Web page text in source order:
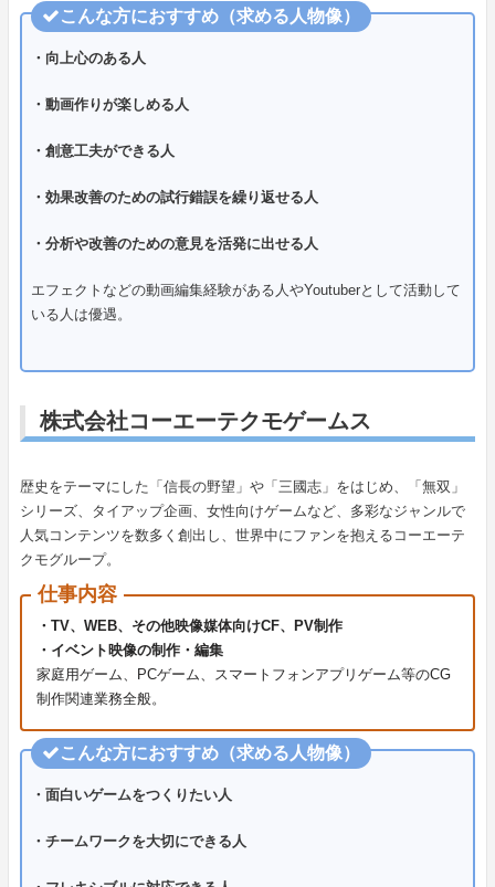
こんな方におすすめ（求める人物像）
・向上心のある人
・動画作りが楽しめる人
・創意工夫ができる人
・効果改善のための試行錯誤を繰り返せる人
・分析や改善のための意見を活発に出せる人
エフェクトなどの動画編集経験がある人やYoutuberとして活動して
いる人は優遇。
株式会社コーエーテクモゲームス
歴史をテーマにした「信長の野望」や「三國志」をはじめ、「無双」
シリーズ、タイアップ企画、女性向けゲームなど、多彩なジャンルで
人気コンテンツを数多く創出し、世界中にファンを抱えるコーエーテ
クモグループ。
仕事内容
・TV、WEB、その他映像媒体向けCF、PV制作
・イベント映像の制作・編集
家庭用ゲーム、PCゲーム、スマートフォンアプリゲーム等のCG
制作関連業務全般。
こんな方におすすめ（求める人物像）
・面白いゲームをつくりたい人
・チームワークを大切にできる人